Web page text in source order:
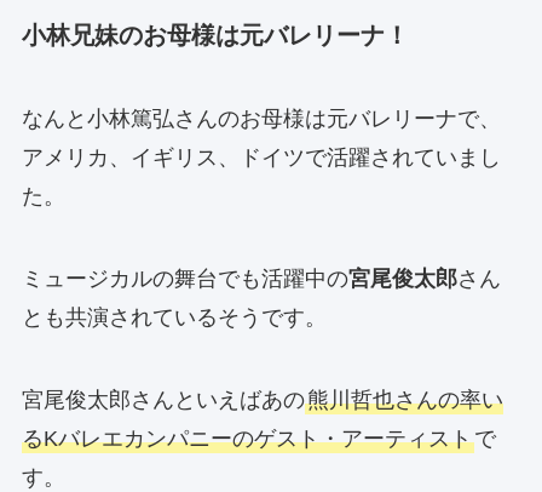
小林兄妹のお母様は元バレリーナ！
なんと小林篤弘さんのお母様は元バレリーナで、
アメリカ、イギリス、ドイツで活躍されていまし
た。
ミュージカルの舞台でも活躍中の宮尾俊太郎さん
とも共演されているそうです。
宮尾俊太郎さんといえばあの熊川哲也さんの率い
るKバレエカンパニーのゲスト・アーティストで
す。